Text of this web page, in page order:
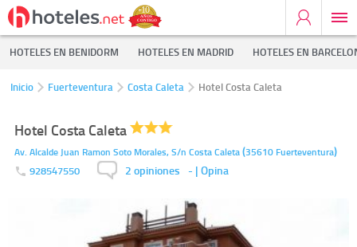
HOTELES EN BENIDORM HOTELES EN MADRID HOTELES EN
Inicio Fuerteventura Costa Caleta Hotel Costa Caleta
Hotel Costa Caleta
Av. Alcalde Juan Ramon Soto Morales, S/n Costa Caleta(35610 Fuerteventura)
928547550 2 opiniones - | Opina